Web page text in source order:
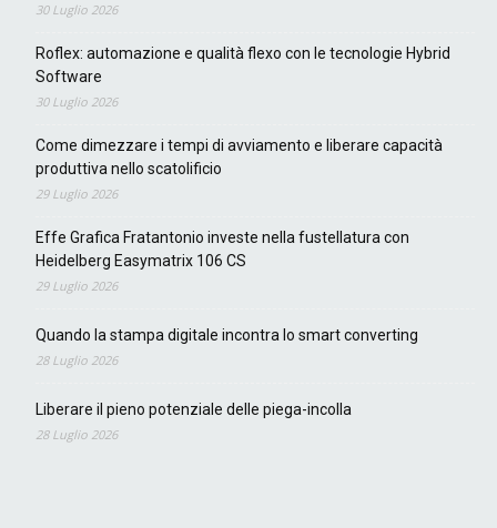
30 Luglio 2026
Roflex: automazione e qualità flexo con le tecnologie Hybrid
Software
30 Luglio 2026
Come dimezzare i tempi di avviamento e liberare capacità
produttiva nello scatolificio
29 Luglio 2026
Effe Grafica Fratantonio investe nella fustellatura con
Heidelberg Easymatrix 106 CS
29 Luglio 2026
Quando la stampa digitale incontra lo smart converting
28 Luglio 2026
Liberare il pieno potenziale delle piega-incolla
28 Luglio 2026